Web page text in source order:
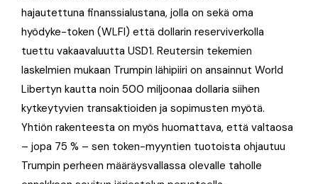
hajautettuna finanssialustana, jolla on sekä oma
hyödyke-token (WLFI) että dollarin reserviverkolla
tuettu vakaavaluutta USD1. Reutersin tekemien
laskelmien mukaan Trumpin lähipiiri on ansainnut World
Libertyn kautta noin 500 miljoonaa dollaria siihen
kytkeytyvien transaktioiden ja sopimusten myötä.
Yhtiön rakenteesta on myös huomattava, että valtaosa
– jopa 75 % – sen token-myyntien tuotoista ohjautuu
Trumpin perheen määräysvallassa olevalle taholle